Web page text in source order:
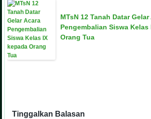
MTsN 12 Tanah Datar Gelar
Pengembalian Siswa Kelas
Orang Tua
Tinggalkan Balasan